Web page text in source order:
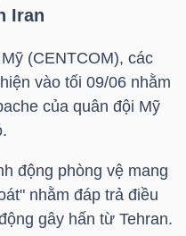
Iran
(CENTCOM), các
vào tối 09/06 nhằm
của quân đội Mỹ
động phòng vệ mang
nhằm đáp trả điều
gây hấn từ Tehran.